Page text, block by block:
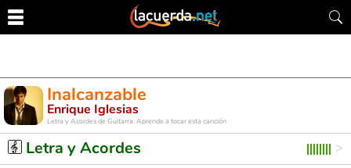
Inalcanzable
Enrique Iglesias
Letra y Acordes de Guitarra. Aprende a tocar esta canción
Letra y Acordes